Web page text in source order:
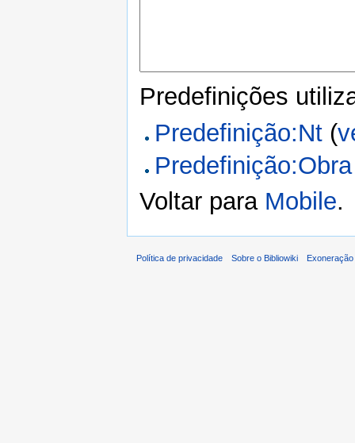
Predefinições
Predefinição:Nt (
Predefinição:Obra
Voltar para Mobile.
Política de privacidade Sobre o Bibliowiki